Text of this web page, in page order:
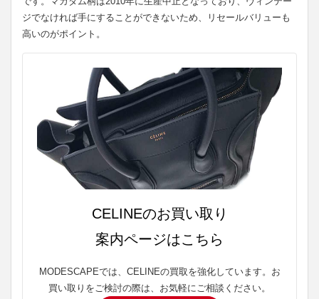
ジでなければ手にすることができないため、リセールバリューも
高いのがポイント。
CELINEのお買い取り
案内ページはこちら
MODESCAPEでは、CELINEの買取を強化しています。お
買い取りをご検討の際は、お気軽にご相談ください。